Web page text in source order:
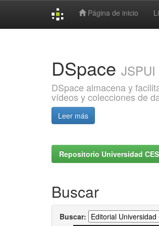
Página de inicio
DSpace JSPUI
DSpace almacena y
vídeos y colecciones de
Leer más
Repositorio Universidad
Buscar
Buscar: